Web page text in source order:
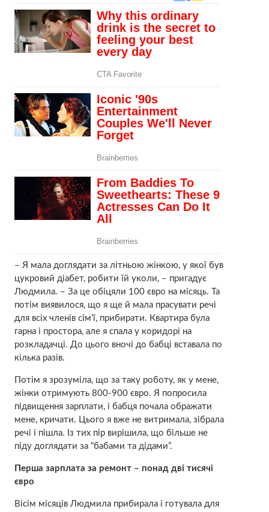
– Я мала доглядати за літньою жінкою, у якої був
цукровий діабет, робити їй уколи, – пригадує
Людмила. – За це обіцяли 100 євро на місяць. Та
потім виявилося, що я ще й мала прасувати речі
для всіх членів сім’ї, прибирати. Квартира була
гарна і простора, але я спала у коридорі на
розкладачці. До цього вночі до бабці вставала по
кілька разів.
Потім я зрозуміла, що за таку роботу, як у мене,
жінки отримують 800-900 євро. Я попросила
підвищення зарплати, і бабця почала ображати
мене, кричати. Цього я вже не витримала, зібрала
речі і пішла. Із тих пір вирішила, що більше не
піду доглядати за “бабами та дідами”.
Перша зарплата за ремонт – понад дві тисячі
євро
Вісім місяців Людмила прибирала і готувала для